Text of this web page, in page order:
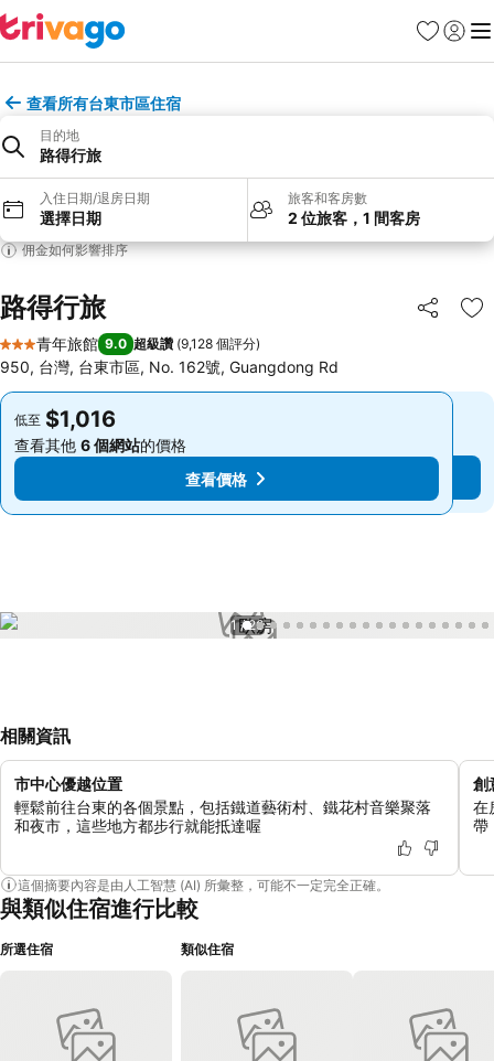
我的最愛
登入 選
查看所有台東市區住宿
目的地
路得行旅
入住日期/退房日期
選擇日期
旅客和客房數
2 位旅客，1 間客房
佣金如何影響排序
路得行旅 分享
加
3 星級
青年旅館 9.0 超級讚 (9,128 個評分)
950, 台灣, 台東市區, No. 162號, Guangdong Rd
低至 $1,016
查看其他 6 個網站的價格
查看價格
低至 $1,016
查看其他 6 個網站的價格
查看價格
1 / 26
相關資訊
市中心優越位置
輕鬆前往台東的各個景點，包括鐵道藝術村、鐵花村音樂聚落
和夜市，這些地方都步行就能抵達喔
創
在
帶
這個摘要內容是由人工智慧 (AI) 所彙整，可能不一定完全正確。
與類似住宿進行比較
所選住宿 類似住宿